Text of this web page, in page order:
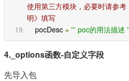
使用第三方模块，必要时请参
明》填写
    pocDesc
= ''' poc的用法描述
4._options函数-自定义字段
先导入包